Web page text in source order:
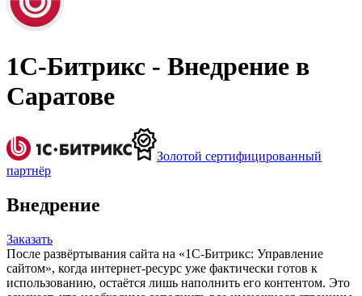
1С-Битрикс - Внедрение в
Саратове
Золотой сертифицированный
партнёр
Внедрение
Заказать
После развёртывания сайта на «1С-Битрикс: Управление
сайтом», когда интернет-ресурс уже фактически готов к
использованию, остаётся лишь наполнить его контентом. Это